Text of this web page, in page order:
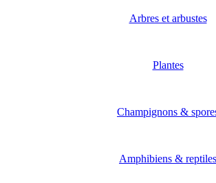
Arbres et arbustes
Plantes
Champignons &
Amphibiens & reptiles